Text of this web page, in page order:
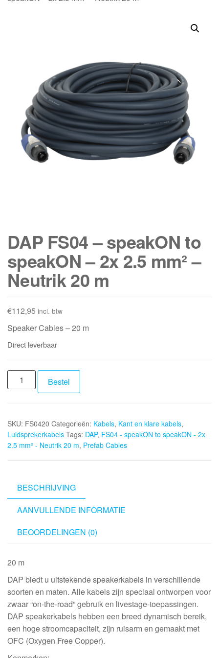
DAP FS04 – speakON to
speakON – 2x 2.5 mm² –
Neutrik 20 m
€112,95 incl. btw
Speaker Cables – 20 m
Direct leverbaar
DAP
FS04
to
speakON
-
mm²
-
Neutrik
Bestel
SKU: FS0420 Categorieën: Kabels, Kant en klare kabels,
Luidsprekerkabels Tags: DAP, FS04 - speakON to speakON - 2x
2.5 mm² - Neutrik 20 m, Prefab Cables
BESCHRIJVING
AANVULLENDE INFORMATIE
BEOORDELINGEN (0)
20 m
DAP biedt u uitstekende speakerkabels in verschillende
soorten en maten. Alle kabels zijn speciaal ontworpen voor
zwaar “on-the-road” gebruik en livestage-toepassingen.
DAP speakerkabels hebben een breed dynamisch bereik,
een hoge stroomcapaciteit, zijn ruisarm en gemaakt met
OFC (Oxygen Free Copper).